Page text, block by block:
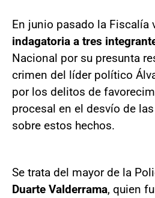
En junio pasado la Fiscalía
indagatoria a tres
Nacional por su presunta
crimen del líder político
por los delitos de
procesal en el desvío de
sobre estos hechos.
Se trata del mayor de la
Duarte Valderrama, quien